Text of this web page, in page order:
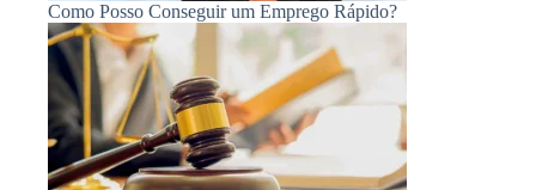
Como Posso Conseguir um Emprego Rápido?